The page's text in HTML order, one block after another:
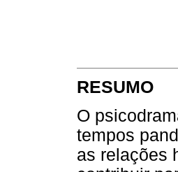
RESUMO
O
tempos
as relações